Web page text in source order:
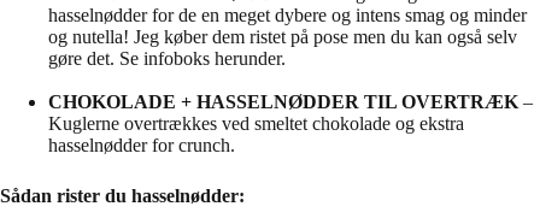
hasselnødder for de en meget dybere og intens smag og minder
og nutella! Jeg køber dem ristet på pose men du kan også selv
gøre det. Se infoboks herunder.
CHOKOLADE + HASSELNØDDER TIL OVERTRÆK –
Kuglerne overtrækkes ved smeltet chokolade og ekstra
hasselnødder for crunch.
Sådan rister du hasselnødder: